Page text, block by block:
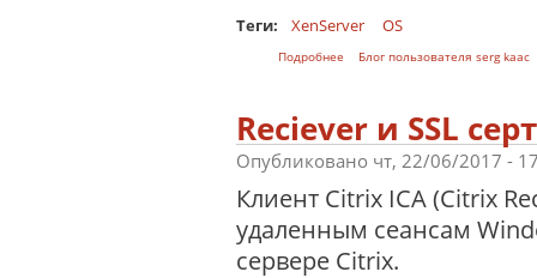
Теги: XenServer OS
Подробнее о Создание открытого SSH-
Блог пользователя serg kaac
Reciever и SSL
Опубликовано чт, 22/06/2017 -
Клиент Citrix ICA (Citrix
удаленным сеансам
сервере Citrix.